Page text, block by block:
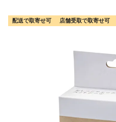
配送で取寄せ可 店舗受取で取寄せ可